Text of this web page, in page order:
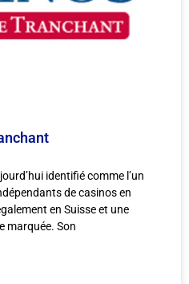
identifié comme l’un
de casinos en
en Suisse et une
marquée. Son